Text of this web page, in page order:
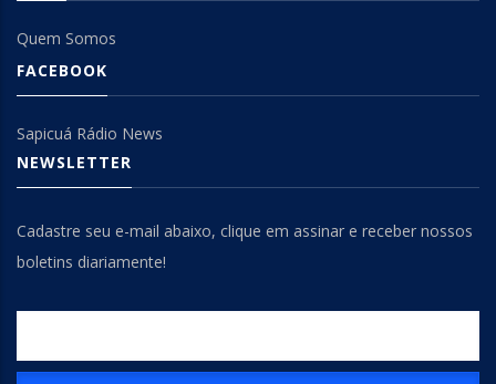
Quem Somos
FACEBOOK
Sapicuá Rádio News
NEWSLETTER
Cadastre seu e-mail abaixo, clique em assinar e receber nossos
boletins diariamente!